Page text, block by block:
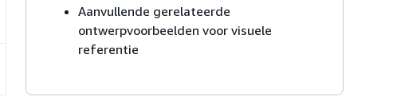
Aanvullende gerelateerde
ontwerpvoorbeelden voor visuele
referentie